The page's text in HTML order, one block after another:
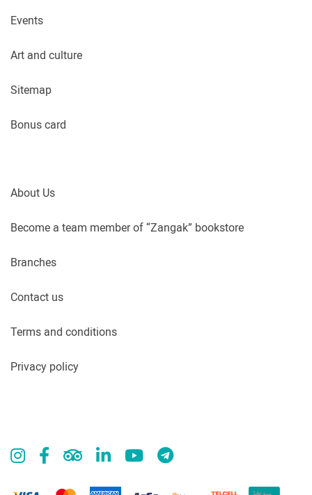
Events
Art and culture
Sitemap
Bonus card
About Us
Become a team member of “Zangak” bookstore
Branches
Contact us
Terms and conditions
Privacy policy